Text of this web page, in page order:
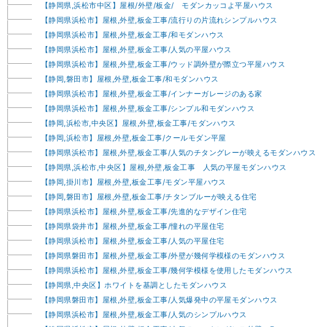
【静岡県,浜松市中区】屋根/外壁/板金/ モダンカッコよ平屋ハウス
【静岡県浜松市】屋根,外壁,板金工事/流行りの片流れシンプルハウス
【静岡県浜松市】屋根,外壁,板金工事/和モダンハウス
【静岡県浜松市】屋根,外壁,板金工事/人気の平屋ハウス
【静岡県浜松市】屋根,外壁,板金工事/ウッド調外壁が際立つ平屋ハウス
【静岡,磐田市】屋根,外壁,板金工事/和モダンハウス
【静岡県浜松市】屋根,外壁,板金工事/インナーガレージのある家
【静岡県浜松市】屋根,外壁,板金工事/シンプル和モダンハウス
【静岡,浜松市,中央区】屋根,外壁,板金工事/モダンハウス
【静岡,浜松市】屋根,外壁,板金工事/クールモダン平屋
【静岡県浜松市】屋根,外壁,板金工事/人気のチタングレーが映えるモダンハウス
【静岡県,浜松市,中央区】屋根,外壁,板金工事 人気の平屋モダンハウス
【静岡,掛川市】屋根,外壁,板金工事/モダン平屋ハウス
【静岡,磐田市】屋根,外壁,板金工事/チタンブルーが映える住宅
【静岡県浜松市】屋根,外壁,板金工事/先進的なデザイン住宅
【静岡県袋井市】屋根,外壁,板金工事/憧れの平屋住宅
【静岡県浜松市】屋根,外壁,板金工事/人気の平屋住宅
【静岡県磐田市】屋根,外壁,板金工事/外壁が幾何学模様のモダンハウス
【静岡県浜松市】屋根,外壁,板金工事/幾何学模様を使用したモダンハウス
【静岡県,中央区】ホワイトを基調としたモダンハウス
【静岡県磐田市】屋根,外壁,板金工事/人気爆発中の平屋モダンハウス
【静岡県浜松市】屋根,外壁,板金工事/人気のシンプルハウス